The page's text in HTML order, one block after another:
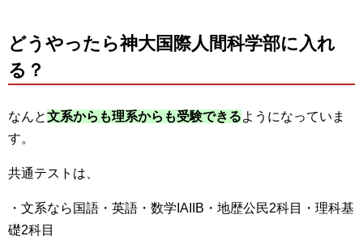
どうやったら神大国際人間科学部に入れ
る？
なんと文系からも理系からも受験できるようになっていま
す。
共通テストは、
・文系なら国語・英語・数学IAIIB・地歴公民2科目・理科基
礎2科目